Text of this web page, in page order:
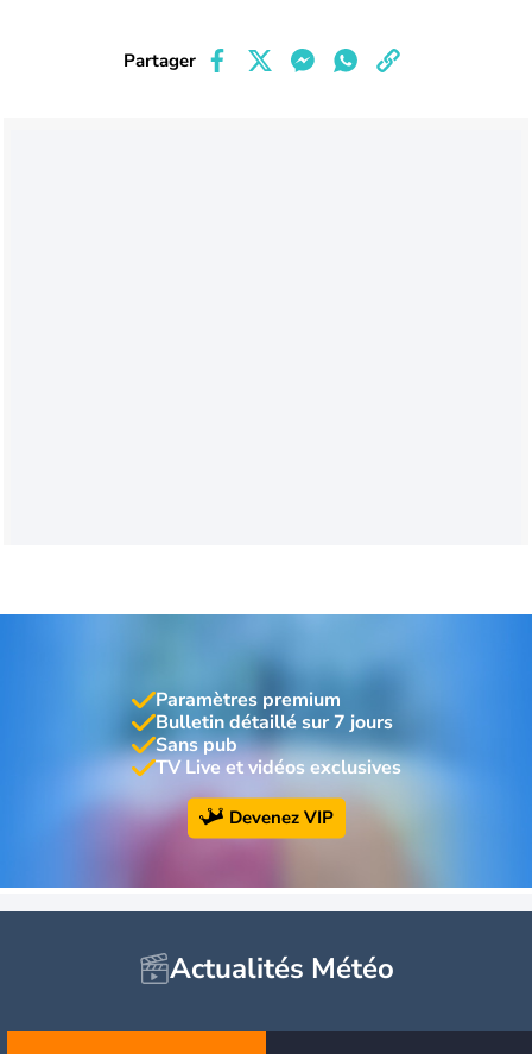
Partager
Paramètres premium
Bulletin détaillé sur 7 jours
Sans pub
TV Live et vidéos exclusives
Devenez VIP
Actualités Météo